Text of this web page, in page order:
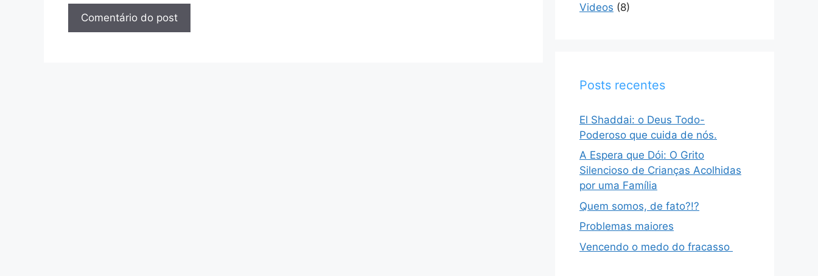
Videos (8)
Posts recentes
El Shaddai: o Deus Todo-
Poderoso que cuida de nós.
A Espera que Dói: O Grito
Silencioso de Crianças Acolhidas
por uma Família
Quem somos, de fato?!?
Problemas maiores
Vencendo o medo do fracasso